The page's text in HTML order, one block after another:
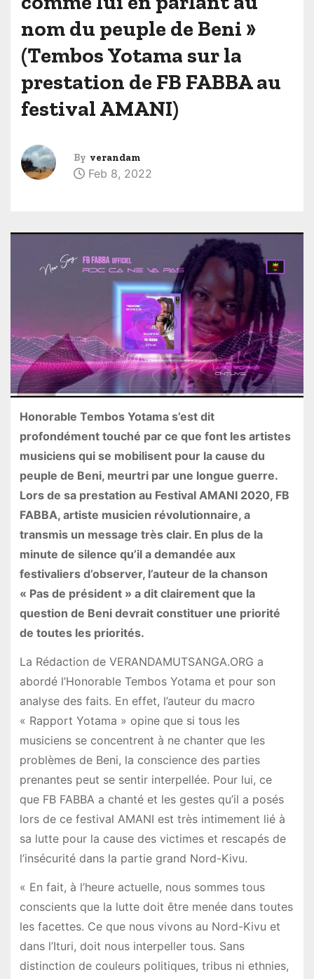
nom du peuple de Beni »
(Tembos Yotama sur la
prestation de FB FABBA au
festival AMANI)
By verandam
Feb 8, 2022
Honorable Tembos Yotama s’est dit
profondément touché par ce que font les artistes
musiciens qui se mobilisent pour la cause du
peuple de Beni, meurtri par une longue guerre.
Lors de sa prestation au Festival AMANI 2020, FB
FABBA, artiste musicien révolutionnaire, a
transmis un message très clair. En plus de la
minute de silence qu’il a demandée aux
festivaliers d’observer, l’auteur de la chanson
« Pas de président » a dit clairement que la
question de Beni devrait constituer une priorité
de toutes les priorités.
La Rédaction de VERANDAMUTSANGA.ORG a
abordé l’Honorable Tembos Yotama et pour son
analyse des faits. En effet, l’auteur du macro
« Rapport Yotama » opine que si tous les
musiciens se concentrent à ne chanter que les
problèmes de Beni, la conscience des parties
prenantes peut se sentir interpellée. Pour lui, ce
que FB FABBA a chanté et les gestes qu’il a posés
lors de ce festival AMANI est très intimement lié à
sa lutte pour la cause des victimes et rescapés de
l’insécurité dans la partie grand Nord-Kivu.
« En fait, à l’heure actuelle, nous sommes tous
conscients que la lutte doit être menée dans toutes
les facettes. Ce que nous vivons au Nord-Kivu et
dans l’Ituri, doit nous interpeller tous. Sans
distinction de couleurs politiques, tribus ni ethnies,